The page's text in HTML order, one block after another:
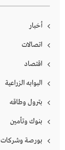
أخبار
اتصالات
اقتصاد
البوابه الزراعية
بترول وطاقه
بنوك وتأمين
بورصة وشركات